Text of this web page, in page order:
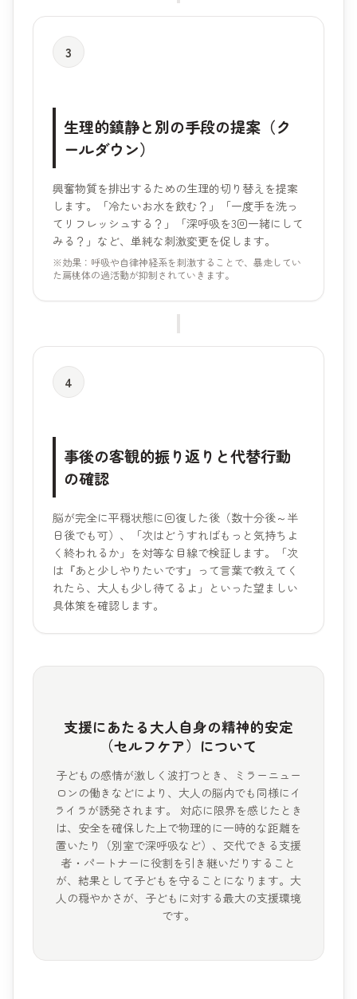
3
生理的鎮静と別の手段の提案（ク
ールダウン）
興奮物質を排出するための生理的切り替えを提案
します。「冷たいお水を飲む？」「一度手を洗っ
てリフレッシュする？」「深呼吸を3回一緒にして
みる？」など、単純な刺激変更を促します。
※効果：呼吸や自律神経系を刺激することで、暴走してい
た扁桃体の過活動が抑制されていきます。
4
事後の客観的振り返りと代替行動
の確認
脳が完全に平穏状態に回復した後（数十分後～半
日後でも可）、「次はどうすればもっと気持ちよ
く終われるか」を対等な目線で検証します。「次
は『あと少しやりたいです』って言葉で教えてく
れたら、大人も少し待てるよ」といった望ましい
具体策を確認します。
支援にあたる大人自身の精神的安定
（セルフケア）について
子どもの感情が激しく波打つとき、ミラーニュー
ロンの働きなどにより、大人の脳内でも同様にイ
ライラが誘発されます。 対応に限界を感じたとき
は、安全を確保した上で物理的に一時的な距離を
置いたり（別室で深呼吸など）、交代できる支援
者・パートナーに役割を引き継いだりすること
が、結果として子どもを守ることになります。大
人の穏やかさが、子どもに対する最大の支援環境
です。